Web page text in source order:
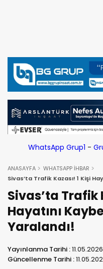
WhatsApp Grup1 -
ANASAYFA
WHATSAPP İHBAR
Sivas’ta Trafik Kazası! 1 Kişi
Sivas’ta Trafik
Hayatını
Yaralandı!
Yayınlanma Tarihi :
Güncellenme Tarihi :